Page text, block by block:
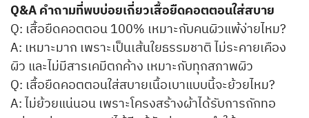
Q&A คำถามที่พบบ่อยเกี่ยวเสื้อยืดคอตตอนใส่สบาย
Q: เสื้อยืดคอตตอน 100% เหมาะกับคนผิวแพ้ง่ายไหม?
A: เหมาะมาก เพราะเป็นเส้นใยธรรมชาติ ไม่ระคายเคือง
ผิว และไม่มีสารเคมีตกค้าง เหมาะกับทุกสภาพผิว
Q: เสื้อยืดคอตตอนใส่สบายเนื้อเบาแบบนี้จะย้วยไหม?
A: ไม่ย้วยแน่นอน เพราะโครงสร้างผ้าได้รับการถักทอ